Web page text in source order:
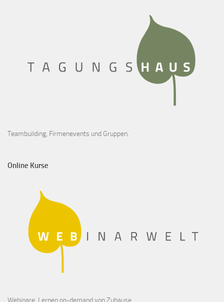
Teambuilding, Firmenevents und Gruppen.
Online Kurse
Webinare, Lernen on-demand von Zuhause.